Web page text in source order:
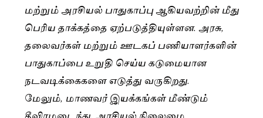
மற்றும் அரசியல் பாதுகாப்பு ஆகியவற்றின் மீது
பெரிய தாக்கத்தை ஏற்படுத்தியுள்ளன. அரசு,
தலைவர்கள் மற்றும் ஊடகப் பணியாளர்களின்
பாதுகாப்பை உறுதி செய்ய கடுமையான
நடவடிக்கைகளை எடுத்து வருகிறது.
மேலும், மாணவர் இயக்கங்கள் மீண்டும்
தீவிரமடைந்து, அரசியல் நிலைமை